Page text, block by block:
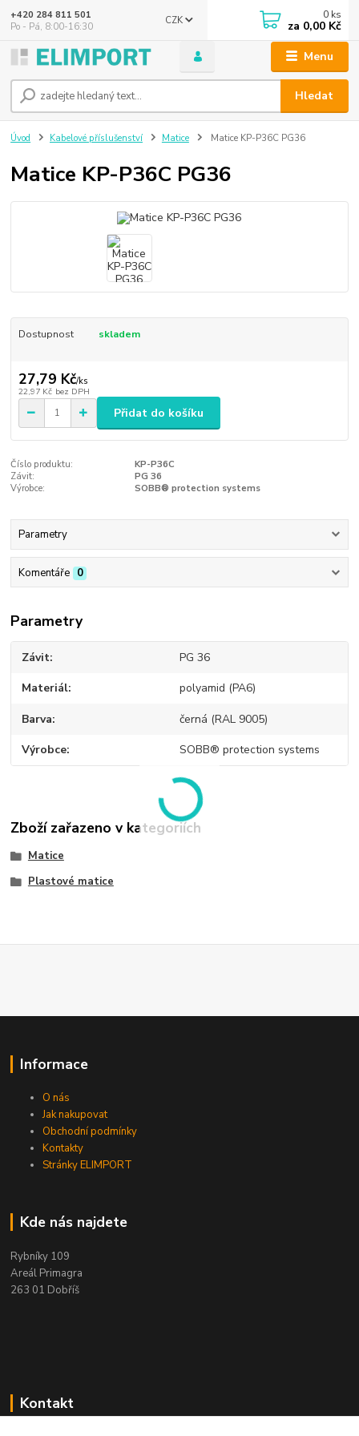
Menu
CZK
Hledat
+420 284 811 501
Po - Pá, 8:00-16:30
0 ks
za 0,00 Kč
Úvod Kabelové příslušenství Matice Matice KP-P36C PG36
Matice KP-P36C PG36
Dostupnost skladem
27,79 Kč/ks
22,97 Kč bez DPH
Přidat do košíku
Číslo produktu:
KP-P36C
Závit:
PG 36
Výrobce:
SOBB® protection systems
Parametry
Komentáře 0
Parametry
Závit PG 36
Materiál polyamid (PA6)
Barva černá (RAL 9005)
Výrobce SOBB® protection systems
Zboží zařazeno v kategoriích
Matice
Plastové matice
Informace
O nás
Jak nakupovat
Obchodní podmínky
Kontakty
Stránky ELIMPORT
Kde nás najdete
Rybníky 109
Areál Primagra
263 01 Dobříš
Kontakt